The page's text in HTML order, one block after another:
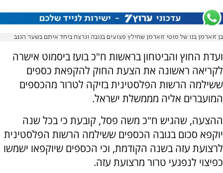
בן זוארמן בנו של מוטי זוארמן שחילץ פצועים בנובה ונרצח ביחד איתם בשער הנגב
ועדת החוץ והביטחון בראשות ח"כ בועז ביסמוט אישרה
לקריאה ראשונה את הצעת החוק להקפאת כספים
ששילמה הרשות הפלסטינית בזיקה לטרור מהכספים
המועברים אליה מממשלת ישראל.
ההצעה, שהגיש ח"כ משה פסל, קובעת כי בכל שנה
יוקפא סכום בגובה הכספים ששילמה הרשות הפלסטינית
לרצועת עזה בשנה הקודמת, וכי הכספים שיוקפאו ישמשו
כפיצוי לנפגעי טרור מרצועת עזה.